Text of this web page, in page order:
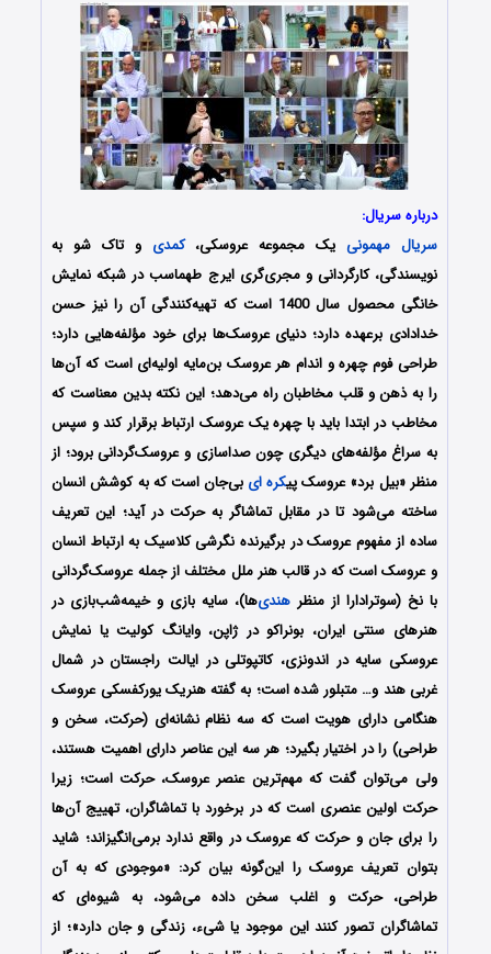
درباره سریال:
سریال مهمونی یک مجموعه عروسکی،کمدی و تاک شو به
نویسندگی، کارگردانی و مجری‌گری ایرج طهماسب در شبکه نمایش
خانگی محصول سال 1400 است که تهیه‌کنندگی آن را نیز حسن
خدادادی برعهده دارد؛ دنیای عروسک‌ها برای خود مؤلفه‌هایی دارد؛
طراحی فوم چهره و اندام هر عروسک بن‌مایه اولیه‌ای است که آن‌ها
را به ذهن و قلب مخاطبان راه می‌دهد؛ این نکته بدین معناست که
مخاطب در ابتدا باید با چهره یک عروسک ارتباط برقرار کند و سپس
به سراغ مؤلفه‌های دیگری چون صداسازی و عروسک‌گردانی برود؛ از
منظر «بیل برد» عروسک پیکره ای بی‌جان است که به کوشش انسان
ساخته می‌شود تا در مقابل تماشاگر به حرکت در آید؛ این تعریف
ساده از مفهوم عروسک در برگیرنده نگرشی کلاسیک به ارتباط انسان
و عروسک است که در قالب هنر ملل مختلف از جمله عروسک‌گردانی
با نخ (سوترادارا از منظر هندی‌ها)، سایه بازی و خیمه‌شب‌بازی در
هنرهای سنتی ایران، بونراکو در ژاپن، وایانگ کولیت یا نمایش
عروسکی سایه در اندونزی، کاتپوتلی در ایالت راجستان در شمال
غربی هند و… متبلور شده است؛ به گفته هنریک یورکفسکی عروسک
هنگامی دارای هویت است که سه نظام نشانه‌ای (حرکت، سخن و
طراحی) را در اختیار بگیرد؛ هر سه این عناصر دارای اهمیت هستند،
ولی می‌توان گفت که مهم‌ترین عنصر عروسک، حرکت است؛ زیرا
حرکت اولین عنصری است که در برخورد با تماشاگران، تهییج آن‌ها
را برای جان و حرکت که عروسک در واقع ندارد برمی‌انگیزاند؛ شاید
بتوان تعریف عروسک را این‌گونه بیان کرد: «موجودی که به آن
طراحی، حرکت و اغلب سخن داده می‌شود، به شیوه‌ای که
تماشاگران تصور کنند این موجود یا شیء، زندگی و جان دارد»؛ از